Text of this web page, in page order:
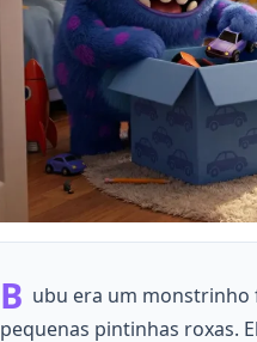
B ubu era um monstrinho
pequenas pintinhas roxas.